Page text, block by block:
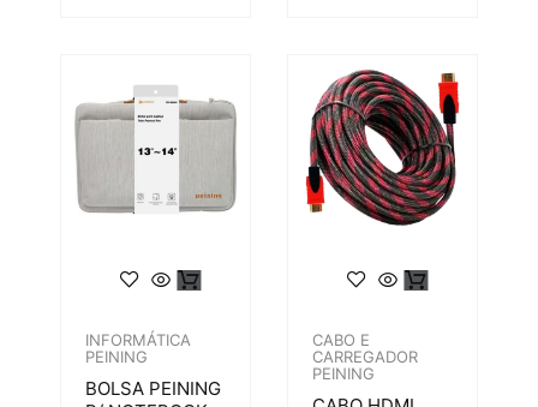
INFORMÁTICA
PEINING
BOLSA PEINING
CABO E
CARREGADOR
PEINING